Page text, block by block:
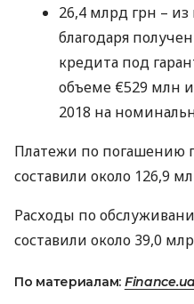
26,4 млрд грн –
благодаря
кредита под
объеме €529 млн
2018 на
Платежи по погашению
составили около 126,9
Расходы по
составили около 39,0
По материалам: Finance.ua